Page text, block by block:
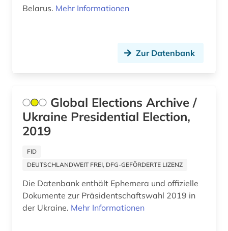
israel (1)
japan (1)
journalismus (1)
judaistik (1)
kaiser (2)
Belarus. Mehr Informationen
Zur Datenbank
Global Elections Archive /
Ukraine Presidential Election,
2019
FID
DEUTSCHLANDWEIT FREI, DFG-GEFÖRDERTE LIZENZ
Die Datenbank enthält Ephemera und offizielle
Dokumente zur Präsidentschaftswahl 2019 in
der Ukraine. Mehr Informationen